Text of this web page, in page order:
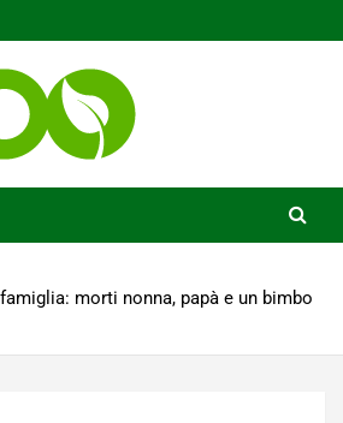
morti nonna, papà e un bimbo